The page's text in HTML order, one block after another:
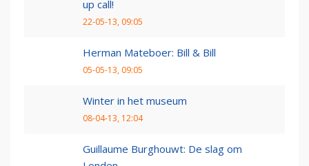
up call!
22-05-13, 09:05
Herman Mateboer: Bill & Bill
05-05-13, 09:05
Winter in het museum
08-04-13, 12:04
Guillaume Burghouwt: De slag om